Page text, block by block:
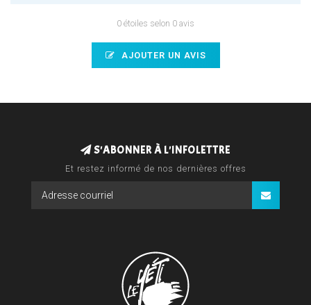
0 étoiles selon 0 avis
AJOUTER UN AVIS
S'ABONNER À L'INFOLETTRE
Et restez informé de nos dernières offres